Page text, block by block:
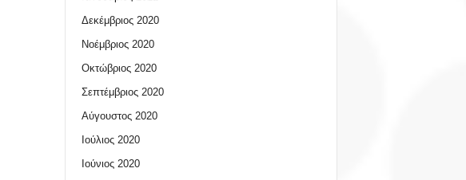
Δεκέμβριος 2020
Νοέμβριος 2020
Οκτώβριος 2020
Σεπτέμβριος 2020
Αύγουστος 2020
Ιούλιος 2020
Ιούνιος 2020